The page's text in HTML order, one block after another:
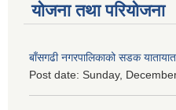
योजना तथा परियोजना
बाँसगढी नगरपालिकाको सडक
Post date: Sunday,